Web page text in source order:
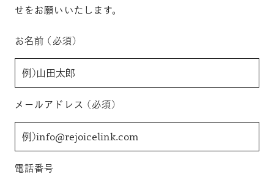
せをお願いいたします。
お名前 (必須)
メールアドレス (必須)
電話番号